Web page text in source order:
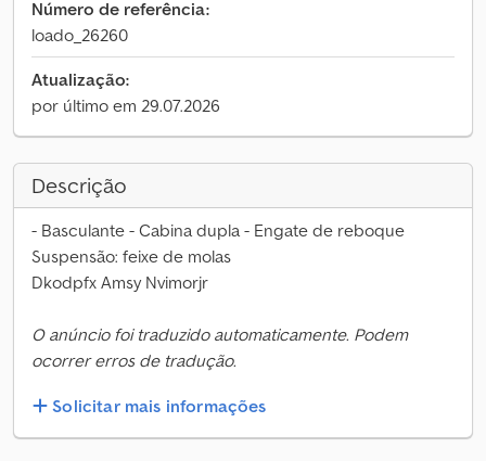
Número de referência:
loado_26260
Atualização:
por último em 29.07.2026
Descrição
- Basculante - Cabina dupla - Engate de reboque
Suspensão: feixe de molas
Dkodpfx Amsy Nvimorjr
O anúncio foi traduzido automaticamente. Podem
ocorrer erros de tradução.
Solicitar mais informações